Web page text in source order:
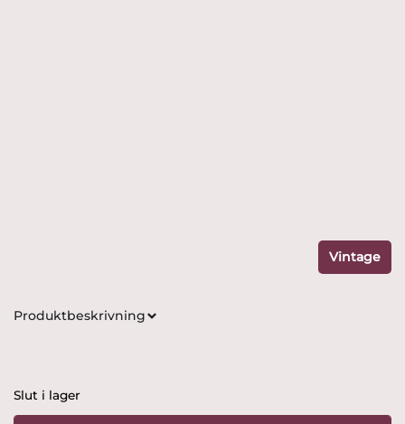
Vintage
Produktbeskrivning
Slut i lager